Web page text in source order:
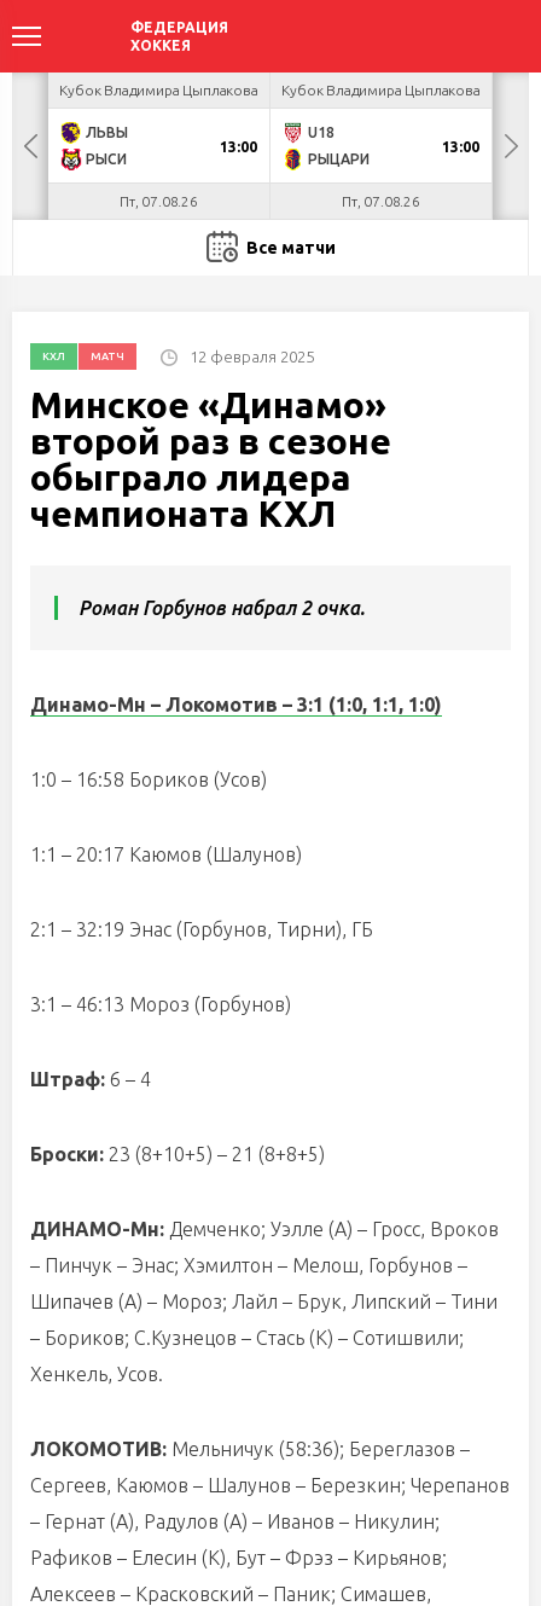
Кубок Владимира Цыплакова
ЛЬВЫ
РЫСИ
13:00
Пт, 07.08.26
Кубок Владимира Цыплакова
U18
РЫЦАРИ
13:00
Пт, 07.08.26
Все матчи
КХЛ МАТЧ 12 февраля 2025
Минское «Динамо»
второй раз в сезоне
обыграло лидера
чемпионата КХЛ
Роман Горбунов набрал 2 очка.
Динамо-Мн – Локомотив – 3:1 (1:0, 1:1, 1:0)
1:0 – 16:58 Бориков (Усов)
1:1 – 20:17 Каюмов (Шалунов)
2:1 – 32:19 Энас (Горбунов, Тирни), ГБ
3:1 – 46:13 Мороз (Горбунов)
Штраф: 6 – 4
Броски: 23 (8+10+5) – 21 (8+8+5)
ДИНАМО-Мн: Демченко; Уэлле (А) – Гросс, Вроков
– Пинчук – Энас; Хэмилтон – Мелош, Горбунов –
Шипачев (А) – Мороз; Лайл – Брук, Липский – Тини
– Бориков; С.Кузнецов – Стась (К) – Сотишвили;
Хенкель, Усов.
ЛОКОМОТИВ: Мельничук (58:36); Береглазов –
Сергеев, Каюмов – Шалунов – Березкин; Черепанов
– Гернат (А), Радулов (А) – Иванов – Никулин;
Рафиков – Елесин (К), Бут – Фрэз – Кирьянов;
Алексеев – Красковский – Паник; Симашев,